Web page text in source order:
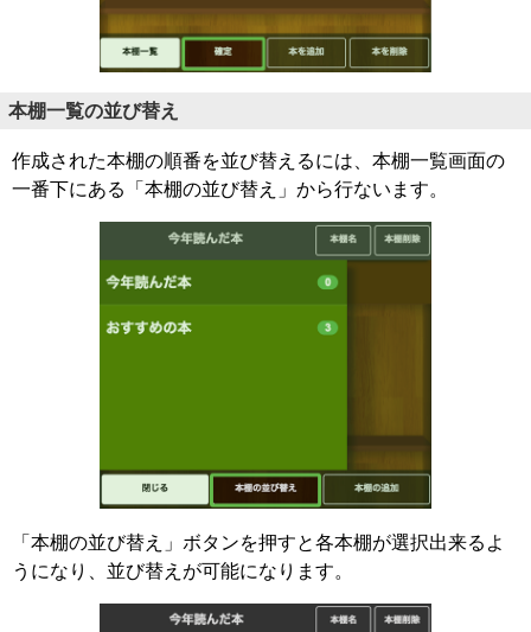
本棚一覧の並び替え
作成された本棚の順番を並び替えるには、本棚一覧画面の
一番下にある「本棚の並び替え」から行ないます。
「本棚の並び替え」ボタンを押すと各本棚が選択出来るよ
うになり、並び替えが可能になります。